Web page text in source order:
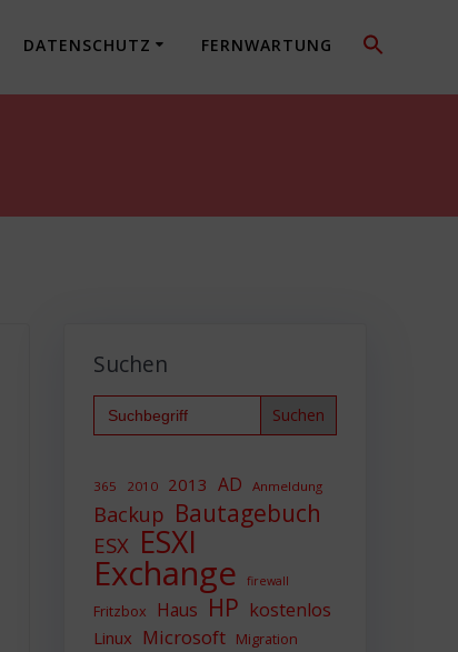
DATENSCHUTZ FERNWARTUNG
Suchen
Search
for:
365 2010 2013 AD Anmeldung
Backup Bautagebuch
ESX ESXI
Exchange firewall
Fritzbox Haus HP kostenlos
Linux Microsoft Migration